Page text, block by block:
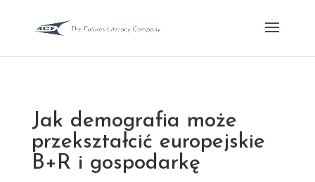
Jak demografia może
przekształcić europejskie
B+R i gospodarkę